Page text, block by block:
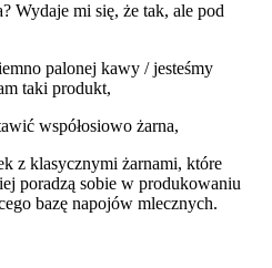
Wydaje mi się, że tak, ale pod
palonej kawy / jesteśmy
taki produkt,
współosiowo żarna,
z klasycznymi żarnami, które
poradzą sobie w produkowaniu
bazę napojów mlecznych.